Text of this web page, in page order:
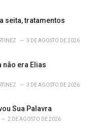
seita, tratamentos
3 DE AGOSTO DE 2026
não era Elias
3 DE AGOSTO DE 2026
Sua Palavra
2 DE AGOSTO DE 2026